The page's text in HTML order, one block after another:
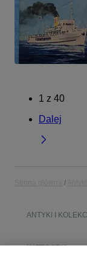
1 z 40
Dalej
ANTYKI I
KATEGORIA